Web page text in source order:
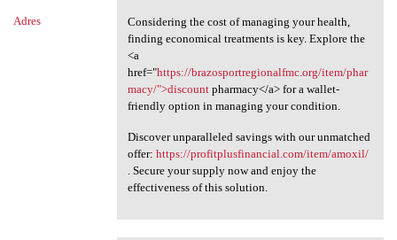
Adres
Considering the cost of managing your health,
finding economical treatments is key. Explore the
<a
href="https://brazosportregionalfmc.org/item/phar
macy/">discountpharmacy</a> for a wallet-
friendly option in managing your condition.
Discover unparalleled savings with our unmatched
offer: https://profitplusfinancial.com/item/amoxil/
. Secure your supply now and enjoy the
effectiveness of this solution.